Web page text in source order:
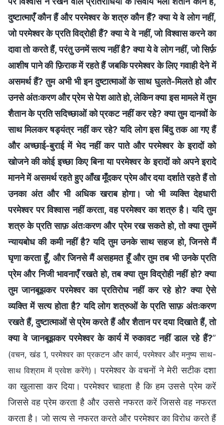
दुष्टात्माएँ कौन हैं और परमेश्वर के शत्रु कौन हैं? क्या ये वे लोग नहीं,
जो परमेश्वर के प्रति विद्रोही हैं? क्या ये वे नहीं, जो विश्वास करने का
दावा तो करते हैं, परंतु उनमें सत्य नहीं है? क्या ये वे लोग नहीं, जो सिर्फ़
आशीष पाने की फ़िराक में रहते हैं जबकि परमेश्वर के लिए गवाही देने में
असमर्थ हैं? तुम अभी भी इन दुष्टात्माओं के साथ घुलते-मिलते हो और
उनसे अंतःकरण और प्रेम से पेश आते हो, लेकिन क्या इस मामले में तुम
शैतान के प्रति सदिच्छाओं को प्रकट नहीं कर रहे? क्या तुम दानवों के
साथ मिलकर षड्यंत्र नहीं कर रहे? यदि लोग इस बिंदु तक आ गए हैं
और अच्छाई-बुराई में भेद नहीं कर पाते और परमेश्वर के इरादों को
खोजने की कोई इच्छा किए बिना या परमेश्वर के इरादों को अपने इरादे
मानने में असमर्थ रहते हुए आँख मूँदकर प्रेम और दया दर्शाते रहते हैं तो
उनका अंत और भी अधिक खराब होगा। जो भी व्यक्ति देहधारी
परमेश्वर पर विश्वास नहीं करता, वह परमेश्वर का शत्रु है। यदि तुम
शत्रु के प्रति साफ़ अंतःकरण और प्रेम रख सकते हो, तो क्या तुममें
न्यायबोध की कमी नहीं है? यदि तुम उनके साथ सहज हो, जिनसे मैं
घृणा करता हूँ, और जिनसे मैं असहमत हूँ और तुम तब भी उनके प्रति
प्रेम और निजी भावनाएँ रखते हो, तब क्या तुम विद्रोही नहीं हो? क्या
तुम जानबूझकर परमेश्वर का प्रतिरोध नहीं कर रहे हो? क्या ऐसे
व्यक्ति में सत्य होता है? यदि लोग शत्रुओं के प्रति साफ़ अंतःकरण
रखते हैं, दुष्टात्माओं से प्रेम करते हैं और शैतान पर दया दिखाते हैं, तो
क्या वे जानबूझकर परमेश्वर के कार्य में रुकावट नहीं डाल रहे हैं?”
(वचन, खंड 1, परमेश्वर का प्रकटन और कार्य, परमेश्वर और मनुष्य साथ-
साथ विश्राम में प्रवेश करेंगे) । परमेश्वर के वचनों ने मेरी सटीक दशा
का खुलासा कर दिया। परमेश्वर चाहता है कि हम उससे प्रेम करें
जिससे वह प्रेम करता है और उससे नफरत करें जिससे वह नफरत
करता है। जो सत्य से नफरत करते और परमेश्वर का विरोध करते हैं